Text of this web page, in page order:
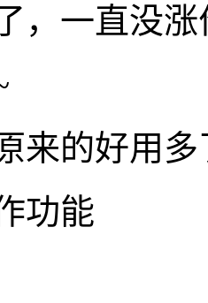
，一直没
来的好用
功能